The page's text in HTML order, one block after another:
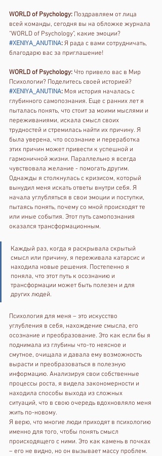
WORLD of Psychology: Поздравляем от лица
всей команды, сегодня вы на обложке журнала
"WORLD of Psychology", какие эмоции?
#XENIYA_ANUTINA: Я рада с вами сотрудничать,
благодарю вас за приглашение!
WORLD of Psychology: Что привело вас в Мир
Психологии? Поделитесь своей историей?
#XENIYA_ANUTINA: Моя история началась с
глубинного самопознания. Еще с ранних лет я
пыталась понять, что стоит за моими мыслями и
переживаниями, искала смысл своих
трудностей и стремилась найти их причину. Я
была уверена, что осознание и переработка
этих причин может привести к успешной и
гармоничной жизни. Параллельно я всегда
чувствовала желание - помогать другим.
Однажды я столкнулась с кризисом, который
вынудил меня искать ответы внутри себя. Я
начала углубляться в свои эмоции и поступки,
пытаясь понять, почему со мной происходят те
или иные события. Этот путь самопознания
оказался трансформационным.
Каждый раз, когда я раскрывала скрытый
смысл или причину, я переживала катарсис и
находила новые решения. Постепенно я
поняла, что этот путь к осознанию и
трансформации может быть полезен и для
других людей.
Психология для меня – это искусство
углубления в себя, нахождение смысла, его
осознание и преобразование. Это как если бы я
поднимала из глубины что-то неясное и
смутное, очищала и давала ему возможность
вырасти и преобразоваться в полезную
информацию. Анализируя свои собственные
процессы роста, я видела закономерности и
находила способы выхода из сложных
ситуаций, что в свою очередь вдохновляло меня
жить по-новому.
Я верю, что многие люди приходят в психологию
именно для того, чтобы понять смысл
происходящего с ними. Это как камень в почках
– его не видно, но он вызывает массу проблем.